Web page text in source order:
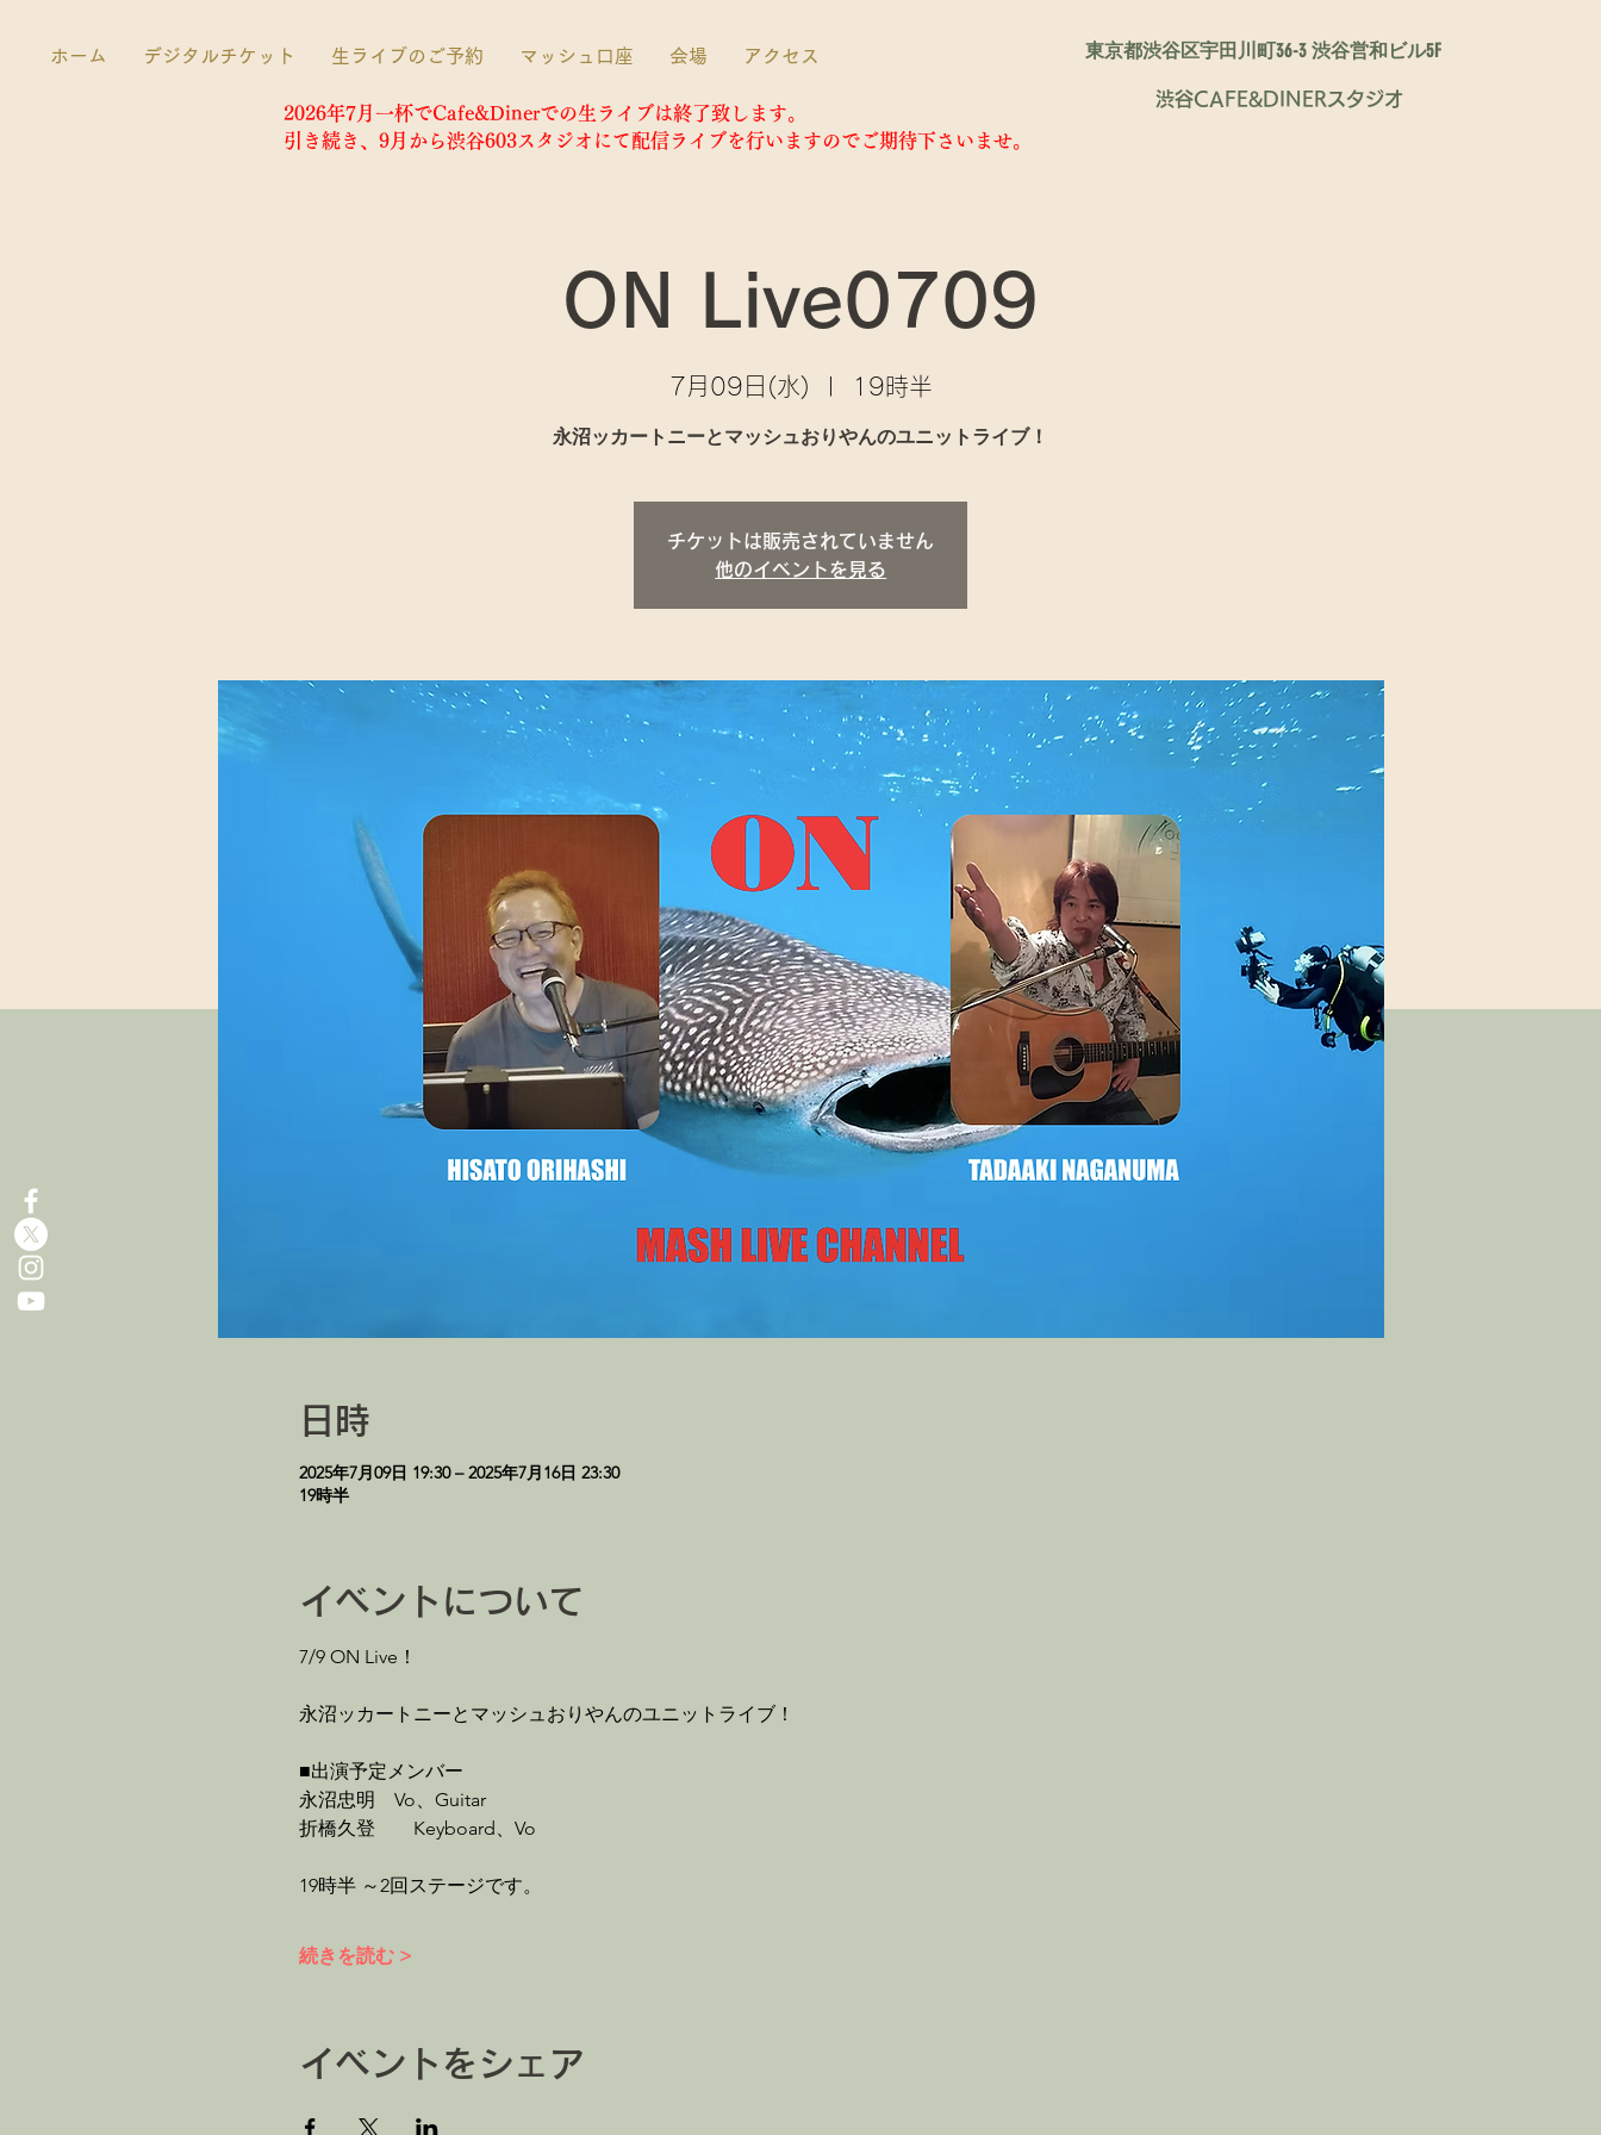
ホーム デジタルチケット 生ライブのご予約 マッシュ口座 会場 アクセス 東京都渋谷区宇田川町36-3 渋谷営和ビル5F
2026年7月一杯でCafe&Dinerでの生ライブは終了致します。
​引き続き、9月から渋谷603スタジオにて配信ライブを行いますのでご期待下さいませ。
渋谷CAFE&DINERスタジオ
ON Live0709
7月09日(水) 19時半
永沼ッカートニーとマッシュおりやんのユニットライブ！
チケットは販売されていません
他のイベントを見る
日時
2025年7月09日 19:30 – 2025年7月16日 23:30
19時半
イベントについて
7/9 ON Live！
永沼ッカートニーとマッシュおりやんのユニットライブ！
■出演予定メンバー
永沼忠明　Vo、Guitar
折橋久登　　Keyboard、Vo
19時半 ～2回ステージです。
続きを読む >
イベントをシェア